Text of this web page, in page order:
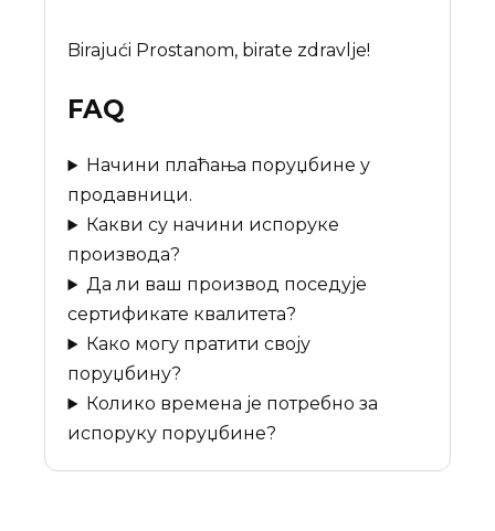
Birajući Prostanom, birate zdravlje!
FAQ
Начини плаћања поруџбине у
продавници.
Какви су начини испоруке
производа?
Да ли ваш производ поседује
сертификате квалитета?
Како могу пратити своју
поруџбину?
Колико времена је потребно за
испоруку поруџбине?